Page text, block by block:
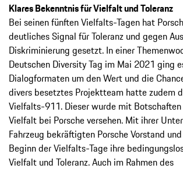
Klares Bekenntnis für Vielfalt und Toleranz
Bei seinen fünften Vielfalts-Tagen hat
deutliches Signal für Toleranz und gegen
Diskri­minierung gesetzt. In einer
Deutschen Diversity Tag im Mai 2021 ging
Dialog­formaten um den Wert und die
divers ­besetztes Projektteam hatte zudem
Vielfalts-911. Dieser wurde mit
Vielfalt bei Porsche versehen. Mit ihrer
Fahrzeug bekräftigten Porsche Vorstand
Beginn der Vielfalts-Tage ihre
Vielfalt und Toleranz. Auch im Rahmen des